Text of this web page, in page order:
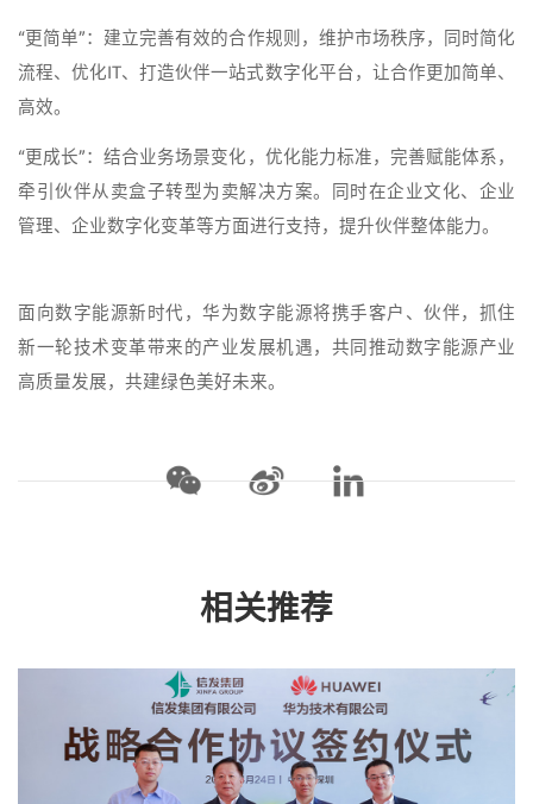
“更简单”：建立完善有效的合作规则，维护市场秩序，同时简化
流程、优化IT、打造伙伴一站式数字化平台，让合作更加简单、
高效。
“更成长”：结合业务场景变化，优化能力标准，完善赋能体系，
牵引伙伴从卖盒子转型为卖解决方案。同时在企业文化、企业
管理、企业数字化变革等方面进行支持，提升伙伴整体能力。
面向数字能源新时代，华为数字能源将携手客户、伙伴，抓住
新一轮技术变革带来的产业发展机遇，共同推动数字能源产业
高质量发展，共建绿色美好未来。
相关推荐